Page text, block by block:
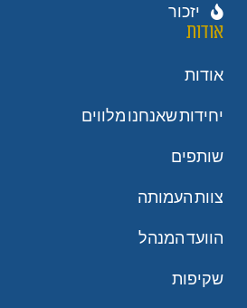
יזכור
אודות
אודות
יחידות שאנחנו מלווים
שותפים
צוות העמותה
הוועד המנהל
שקיפות